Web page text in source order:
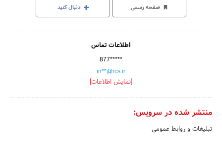
صفحه رسمی دنبال کنید
اطلاعات تماس
877*****
in**@rcs.ir
[نمایش اطلاعات]
منتشر شده در سرویس:
تبلیغات و روابط عمومی